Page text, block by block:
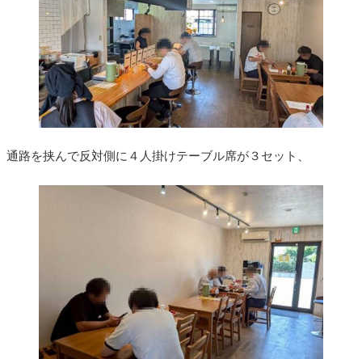
通路を挟んで反対側に４人掛けテーブル席が３セット、